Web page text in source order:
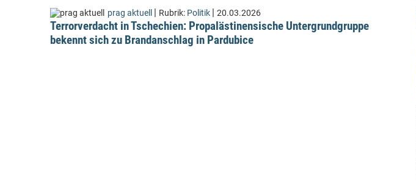
prag aktuell | Rubrik: Politik | 20.03.2026
Terrorverdacht in Tschechien: Propalästinensische Untergrundgruppe
bekennt sich zu Brandanschlag in Pardubice